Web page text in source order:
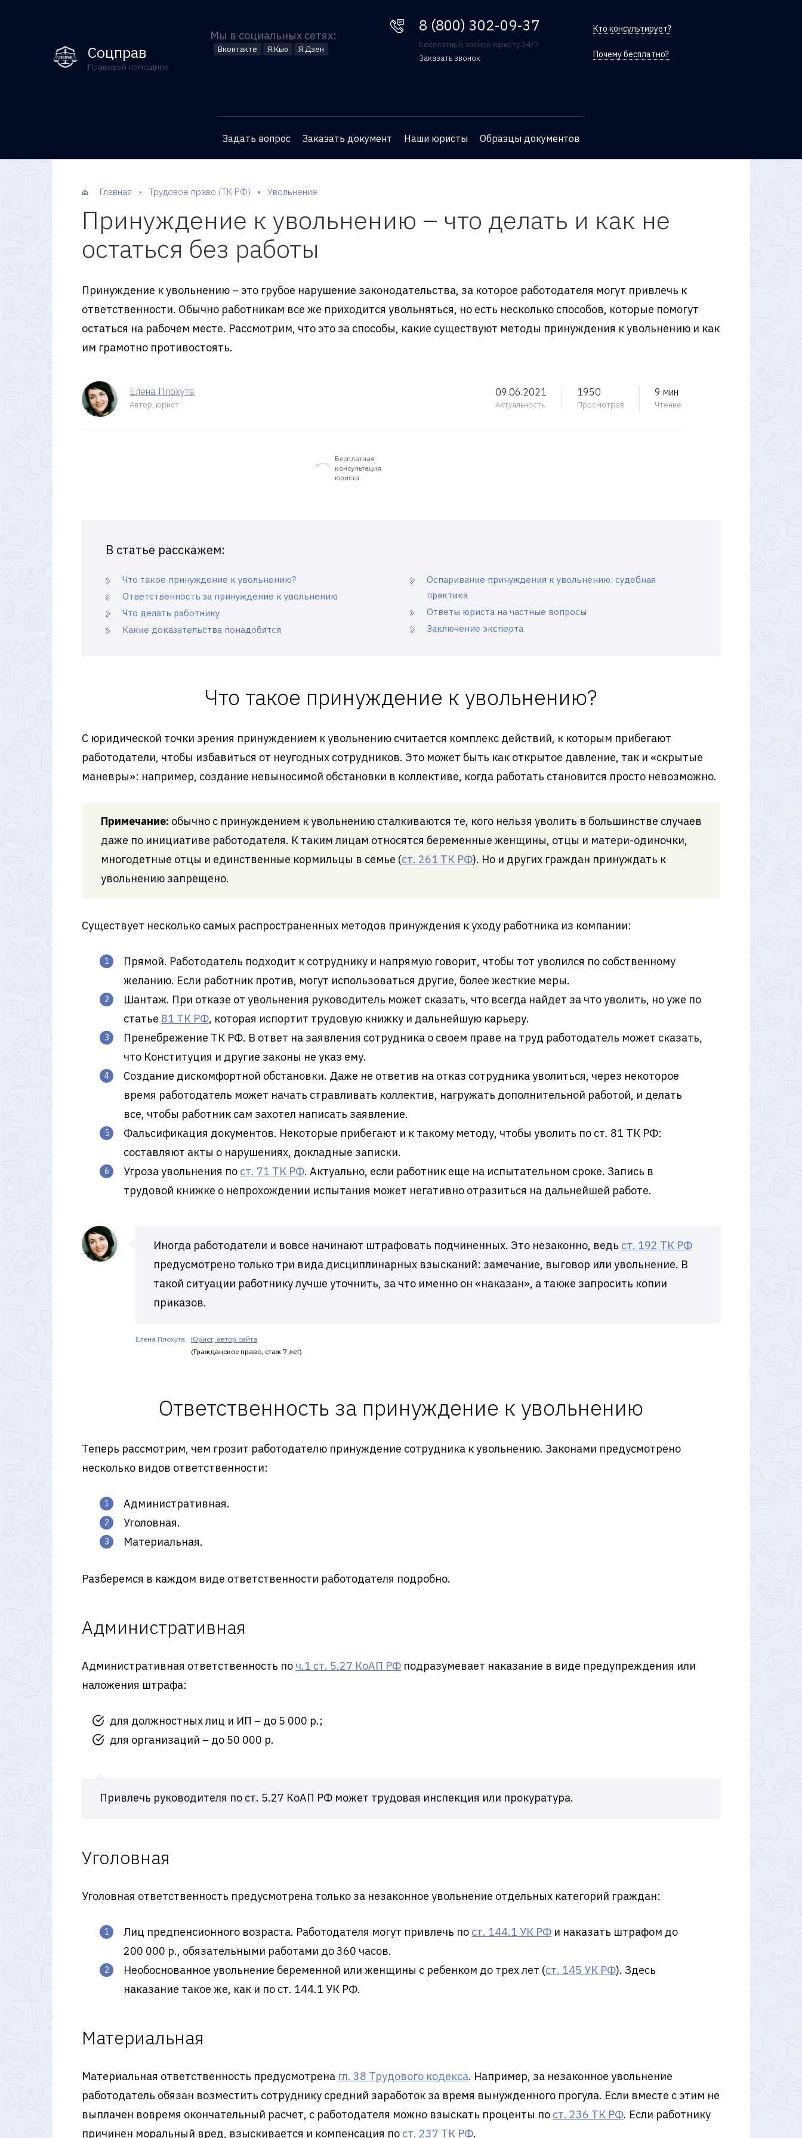
Соцправ
Правовой помощник
Мы в социальных сетях:
Вконтакте Я.Кью Я.Дзен
8 (800) 302-09-37
Бесплатный звонок юристу 24/7
Заказать звонок
и юрист перезвонит вам
консультации
Кто консультирует?
Почему бесплатно?
Задать вопрос Заказать документ Наши юристы Образцы документов
Главная Трудовое право (ТК РФ) Увольнение
Принуждение к увольнению – что делать и как не
остаться без работы
Принуждение к увольнению – это грубое нарушение законодательства, за которое работодателя могут привлечь к
ответственности. Обычно работникам все же приходится увольняться, но есть несколько способов, которые помогут
остаться на рабочем месте. Рассмотрим, что это за способы, какие существуют методы принуждения к увольнению и как
им грамотно противостоять.
Елена Плохута
Автор, юрист
09.06.2021
Актуальность
1950
Просмотров
9 мин
Чтение
Бесплатная
консультация
юриста
В статье расскажем:
Что такое принуждение к увольнению?
Ответственность за принуждение к увольнению
Что делать работнику
Какие доказательства понадобятся
Оспаривание принуждения к увольнению: судебная
практика
Ответы юриста на частные вопросы
Заключение эксперта
Что такое принуждение к увольнению?
С юридической точки зрения принуждением к увольнению считается комплекс действий, к которым прибегают
работодатели, чтобы избавиться от неугодных сотрудников. Это может быть как открытое давление, так и «скрытые
маневры»: например, создание невыносимой обстановки в коллективе, когда работать становится просто невозможно.
Примечание: обычно с принуждением к увольнению сталкиваются те, кого нельзя уволить в большинстве случаев
даже по инициативе работодателя. К таким лицам относятся беременные женщины, отцы и матери-одиночки,
многодетные отцы и единственные кормильцы в семье (ст. 261 ТК РФ). Но и других граждан принуждать к
увольнению запрещено.
Существует несколько самых распространенных методов принуждения к уходу работника из компании:
Прямой. Работодатель подходит к сотруднику и напрямую говорит, чтобы тот уволился по собственному
желанию. Если работник против, могут использоваться другие, более жесткие меры.
Шантаж. При отказе от увольнения руководитель может сказать, что всегда найдет за что уволить, но уже по
статье 81 ТК РФ, которая испортит трудовую книжку и дальнейшую карьеру.
Пренебрежение ТК РФ. В ответ на заявления сотрудника о своем праве на труд работодатель может сказать,
что Конституция и другие законы не указ ему.
Создание дискомфортной обстановки. Даже не ответив на отказ сотрудника уволиться, через некоторое
время работодатель может начать стравливать коллектив, нагружать дополнительной работой, и делать
все, чтобы работник сам захотел написать заявление.
Фальсификация документов. Некоторые прибегают и к такому методу, чтобы уволить по ст. 81 ТК РФ:
составляют акты о нарушениях, докладные записки.
Угроза увольнения по ст. 71 ТК РФ. Актуально, если работник еще на испытательном сроке. Запись в
трудовой книжке о непрохождении испытания может негативно отразиться на дальнейшей работе.
Иногда работодатели и вовсе начинают штрафовать подчиненных. Это незаконно, ведь ст. 192 ТК РФ
предусмотрено только три вида дисциплинарных взысканий: замечание, выговор или увольнение. В
такой ситуации работнику лучше уточнить, за что именно он «наказан», а также запросить копии
приказов.
Елена Плохута
Юрист, автор сайта
(Гражданское право, стаж 7 лет)
Ответственность за принуждение к увольнению
Теперь рассмотрим, чем грозит работодателю принуждение сотрудника к увольнению. Законами предусмотрено
несколько видов ответственности:
Административная.
Уголовная.
Материальная.
Разберемся в каждом виде ответственности работодателя подробно.
Административная
Административная ответственность по ч.1 ст. 5.27 КоАП РФ подразумевает наказание в виде предупреждения или
наложения штрафа:
для должностных лиц и ИП – до 5 000 р.;
для организаций – до 50 000 р.
Привлечь руководителя по ст. 5.27 КоАП РФ может трудовая инспекция или прокуратура.
Уголовная
Уголовная ответственность предусмотрена только за незаконное увольнение отдельных категорий граждан:
Лиц предпенсионного возраста. Работодателя могут привлечь по ст. 144.1 УК РФ и наказать штрафом до
200 000 р., обязательными работами до 360 часов.
Необоснованное увольнение беременной или женщины с ребенком до трех лет (ст. 145 УК РФ). Здесь
наказание такое же, как и по ст. 144.1 УК РФ.
Материальная
Материальная ответственность предусмотрена гл. 38 Трудового кодекса. Например, за незаконное увольнение
работодатель обязан возместить сотруднику средний заработок за время вынужденного прогула. Если вместе с этим не
выплачен вовремя окончательный расчет, с работодателя можно взыскать проценты по ст. 236 ТК РФ. Если работнику
причинен моральный вред, взыскивается и компенсация по ст. 237 ТК РФ.